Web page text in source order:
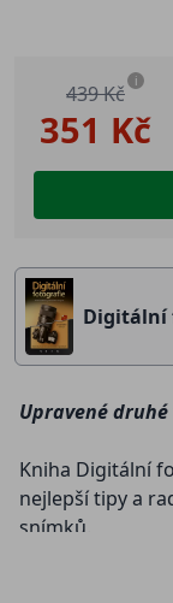
351 Kč
439 Kč i
Digitální
Upravené
Kniha Digitální
nejlepší tipy a
snímků.